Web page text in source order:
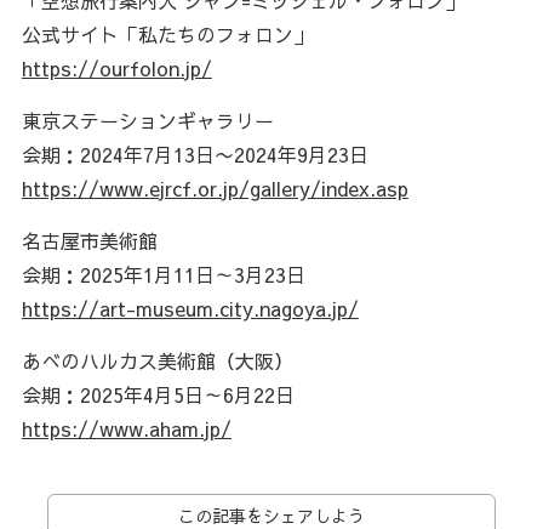
公式サイト「私たちのフォロン」
https://ourfolon.jp/
東京ステーションギャラリー
会期：2024年7月13日〜2024年9月23日
https://www.ejrcf.or.jp/gallery/index.asp
名古屋市美術館
会期：2025年1月11日～3月23日
https://art-museum.city.nagoya.jp/
あべのハルカス美術館（大阪）
会期：2025年4月5日～6月22日
https://www.aham.jp/
この記事をシェアしよう